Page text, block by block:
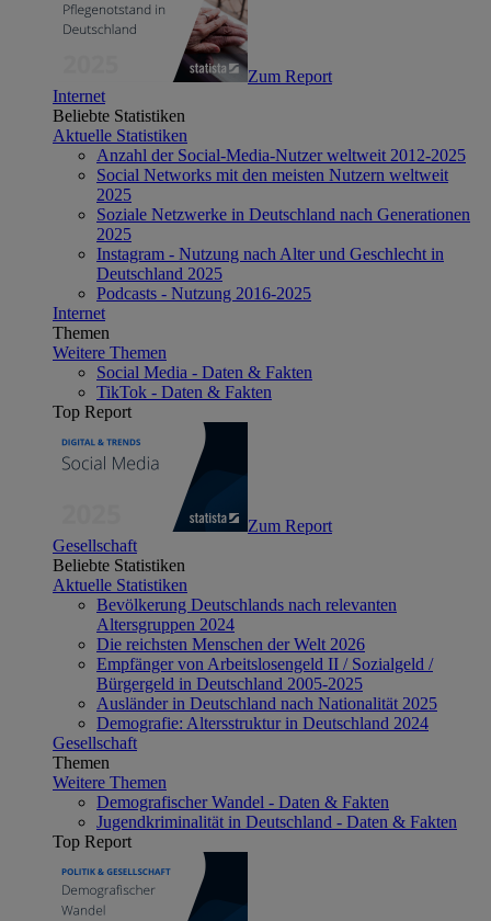
Zum Report
Internet
Beliebte Statistiken
Aktuelle Statistiken
Anzahl der Social-Media-Nutzer weltweit 2012-2025
Social Networks mit den meisten Nutzern weltweit
2025
Soziale Netzwerke in Deutschland nach Generationen
2025
Instagram - Nutzung nach Alter und Geschlecht in
Deutschland 2025
Podcasts - Nutzung 2016-2025
Internet
Themen
Weitere Themen
Social Media - Daten & Fakten
TikTok - Daten & Fakten
Top Report
Zum Report
Gesellschaft
Beliebte Statistiken
Aktuelle Statistiken
Bevölkerung Deutschlands nach relevanten
Altersgruppen 2024
Die reichsten Menschen der Welt 2026
Empfänger von Arbeitslosengeld II / Sozialgeld /
Bürgergeld in Deutschland 2005-2025
Ausländer in Deutschland nach Nationalität 2025
Demografie: Altersstruktur in Deutschland 2024
Gesellschaft
Themen
Weitere Themen
Demografischer Wandel - Daten & Fakten
Jugendkriminalität in Deutschland - Daten & Fakten
Top Report